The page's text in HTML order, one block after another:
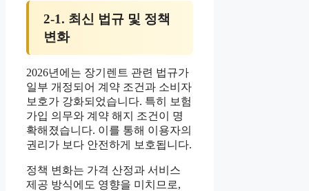
2-1. 최신 법규 및 정책
변화
2026년에는 장기렌트 관련 법규가
일부 개정되어 계약 조건과 소비자
보호가 강화되었습니다. 특히 보험
가입 의무와 계약 해지 조건이 명
확해졌습니다. 이를 통해 이용자의
권리가 보다 안전하게 보호됩니다.
정책 변화는 가격 산정과 서비스
제공 방식에도 영향을 미치므로,